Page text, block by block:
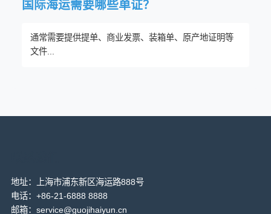
国际海运需要哪些单证？
通常需要提供提单、商业发票、装箱单、原产地证明等
文件...
地址：上海市浦东新区海运路888号
电话：+86-21-6888 8888
邮箱：service@guojihaiyun.cn